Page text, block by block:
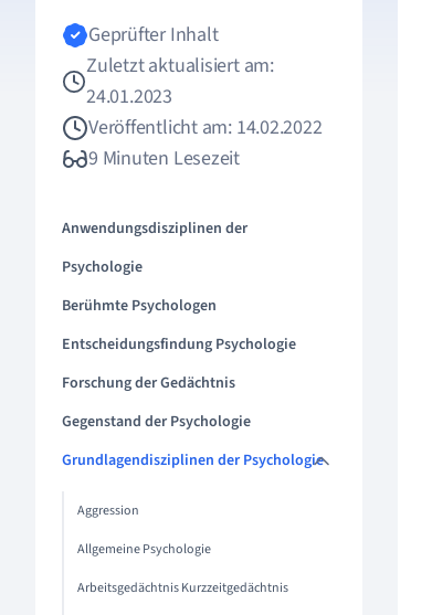
Geprüfter Inhalt
Zuletzt aktualisiert am:
24.01.2023
Veröffentlicht am: 14.02.2022
9 Minuten Lesezeit
Anwendungsdisziplinen der
Psychologie
Berühmte Psychologen
Entscheidungsfindung Psychologie
Forschung der Gedächtnis
Gegenstand der Psychologie
Grundlagendisziplinen der Psychologie
Aggression
Allgemeine Psychologie
Arbeitsgedächtnis Kurzzeitgedächtnis